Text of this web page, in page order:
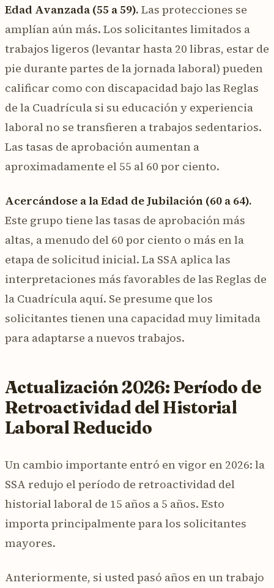
Edad Avanzada (55 a 59). Las protecciones se
amplían aún más. Los solicitantes limitados a
trabajos ligeros (levantar hasta 20 libras, estar de
pie durante partes de la jornada laboral) pueden
calificar como con discapacidad bajo las Reglas
de la Cuadrícula si su educación y experiencia
laboral no se transfieren a trabajos sedentarios.
Las tasas de aprobación aumentan a
aproximadamente el 55 al 60 por ciento.
Acercándose a la Edad de Jubilación (60 a 64).
Este grupo tiene las tasas de aprobación más
altas, a menudo del 60 por ciento o más en la
etapa de solicitud inicial. La SSA aplica las
interpretaciones más favorables de las Reglas de
la Cuadrícula aquí. Se presume que los
solicitantes tienen una capacidad muy limitada
para adaptarse a nuevos trabajos.
Actualización 2026: Período de
Retroactividad del Historial
Laboral Reducido
Un cambio importante entró en vigor en 2026: la
SSA redujo el período de retroactividad del
historial laboral de 15 años a 5 años. Esto
importa principalmente para los solicitantes
mayores.
Anteriormente, si usted pasó años en un trabajo